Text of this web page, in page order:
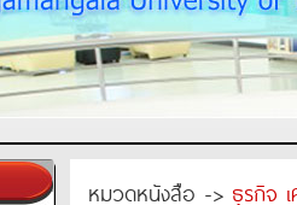
หมวดหนังสือ -> ธุรกิจ